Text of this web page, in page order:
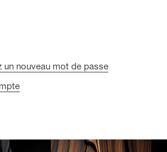
un nouveau mot de passe